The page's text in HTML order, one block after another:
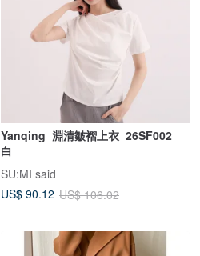
Yanqing_淵清皺褶上衣_26SF002_
白
SU:MI said
US$ 90.12 US$ 106.02